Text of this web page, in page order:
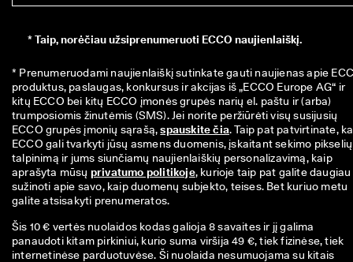
*Taip, norėčiau užsiprenumeruoti ECCO naujienlaiškį.
* Prenumeruodami naujienlaiškį sutinkate gauti naujienas apie
produktus, paslaugas, konkursus ir akcijas iš „ECCO Europe AG“ ir
kitų ECCO bei kitų ECCO įmonės grupės narių el. paštu ir (arba)
trumposiomis žinutėmis (SMS). Jei norite peržiūrėti visų susijusių
ECCO grupės įmonių sąrašą, spauskite čia. Taip pat patvirtinate,
ECCO gali tvarkyti jūsų asmens duomenis, įskaitant sekimo pikselių
talpinimą ir jums siunčiamų naujienlaiškių personalizavimą, kaip
aprašyta mūsų privatumo politikoje, kurioje taip pat galite daugiau
sužinoti apie savo, kaip duomenų subjekto, teises. Bet kuriuo metu
galite atsisakyti prenumeratos.
Šis 10 € vertės nuolaidos kodas galioja 8 savaites ir jį galima
panaudoti kitam pirkiniui, kurio suma viršija 49 €, tiek fizinėse, tiek
internetinėse parduotuvėse. Ši nuolaida nesumuojama su kitais